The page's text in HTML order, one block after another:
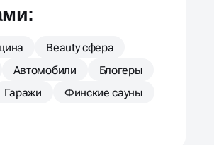
Beauty сфера
Автомобили
Блогеры
Гаражи
Финские сауны